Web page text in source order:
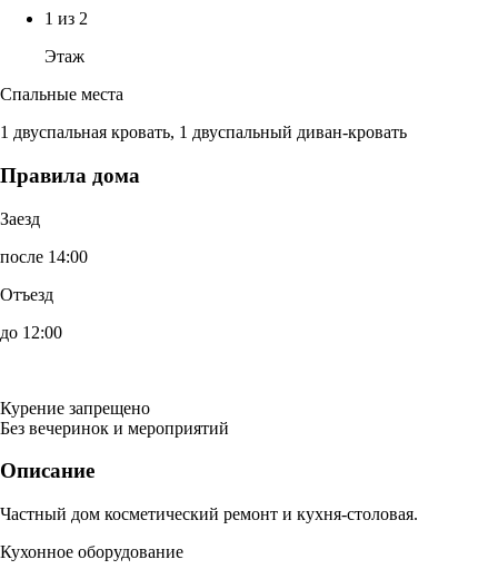
1 из 2
Этаж
Спальные места
1 двуспальная кровать, 1 двуспальный диван-кровать
Правила дома
Заезд
после 14:00
Отъезд
до 12:00
Курение запрещено
Без вечеринок и мероприятий
Описание
Частный дом косметический ремонт и кухня-столовая.
Кухонное оборудование